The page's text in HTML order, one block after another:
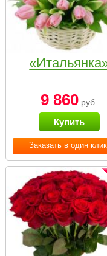
Заказать в один клик
9 860 руб.
Купить